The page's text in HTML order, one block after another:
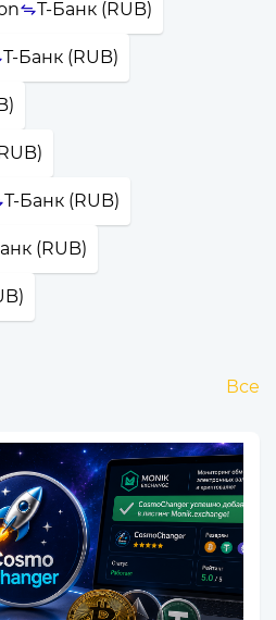
Т-Банк (RUB)
Т-Банк (RUB)
Т-Банк (RUB)
(RUB)
Все